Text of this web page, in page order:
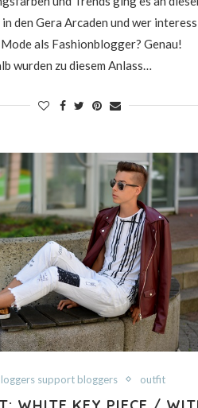
den Gera Arcaden und wer
als Fashionblogger? Genau!
wurden zu diesem Anlass…
support bloggers outfit